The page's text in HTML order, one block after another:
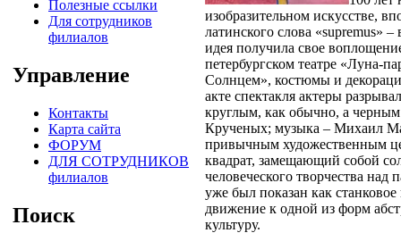
Полезные ссылки
Для сотрудников
филиалов
Управление
Контакты
Карта сайта
ФОРУМ
ДЛЯ СОТРУДНИКОВ
филиалов
Поиск
изобразительном искусстве,
латинского слова «supremus»
идея получила свое
петербургском театре «Луна-
Солнцем», костюмы и
акте спектакля актеры
круглым, как обычно, а
Крученых; музыка – Михаил
привычным художественным
квадрат, замещающий собой
человеческого творчества
уже был показан как
движение к одной из форм
культуру.